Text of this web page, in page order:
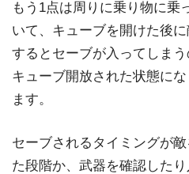
もう1点は周りに乗り物に乗
いて、キューブを開けた後
するとセーブが入ってしま
キューブ開放された状態に
ます。
セーブされるタイミングが
た段階か、武器を確認した